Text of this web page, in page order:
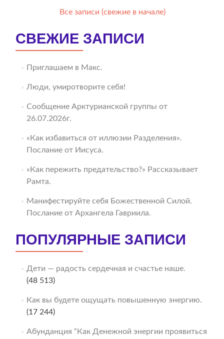
Все записи (свежие в начале)
СВЕЖИЕ ЗАПИСИ
Приглашаем в Макс.
Люди, умиротворите себя!
Сообщение Арктурианской группы от
26.07.2026г.
«Как избавиться от иллюзии Разделения».
Послание от Иисуса.
«Как пережить предательство?» Рассказывает
Рамта.
Манифестируйте себя Божественной Силой.
Послание от Архангела Гавриила.
ПОПУЛЯРНЫЕ ЗАПИСИ
Дети — радость сердечная и счастье наше.
(48 513)
Как вы будете ощущать повышенную энергию.
(17 244)
Абунданция “Как Денежной энергии проявиться